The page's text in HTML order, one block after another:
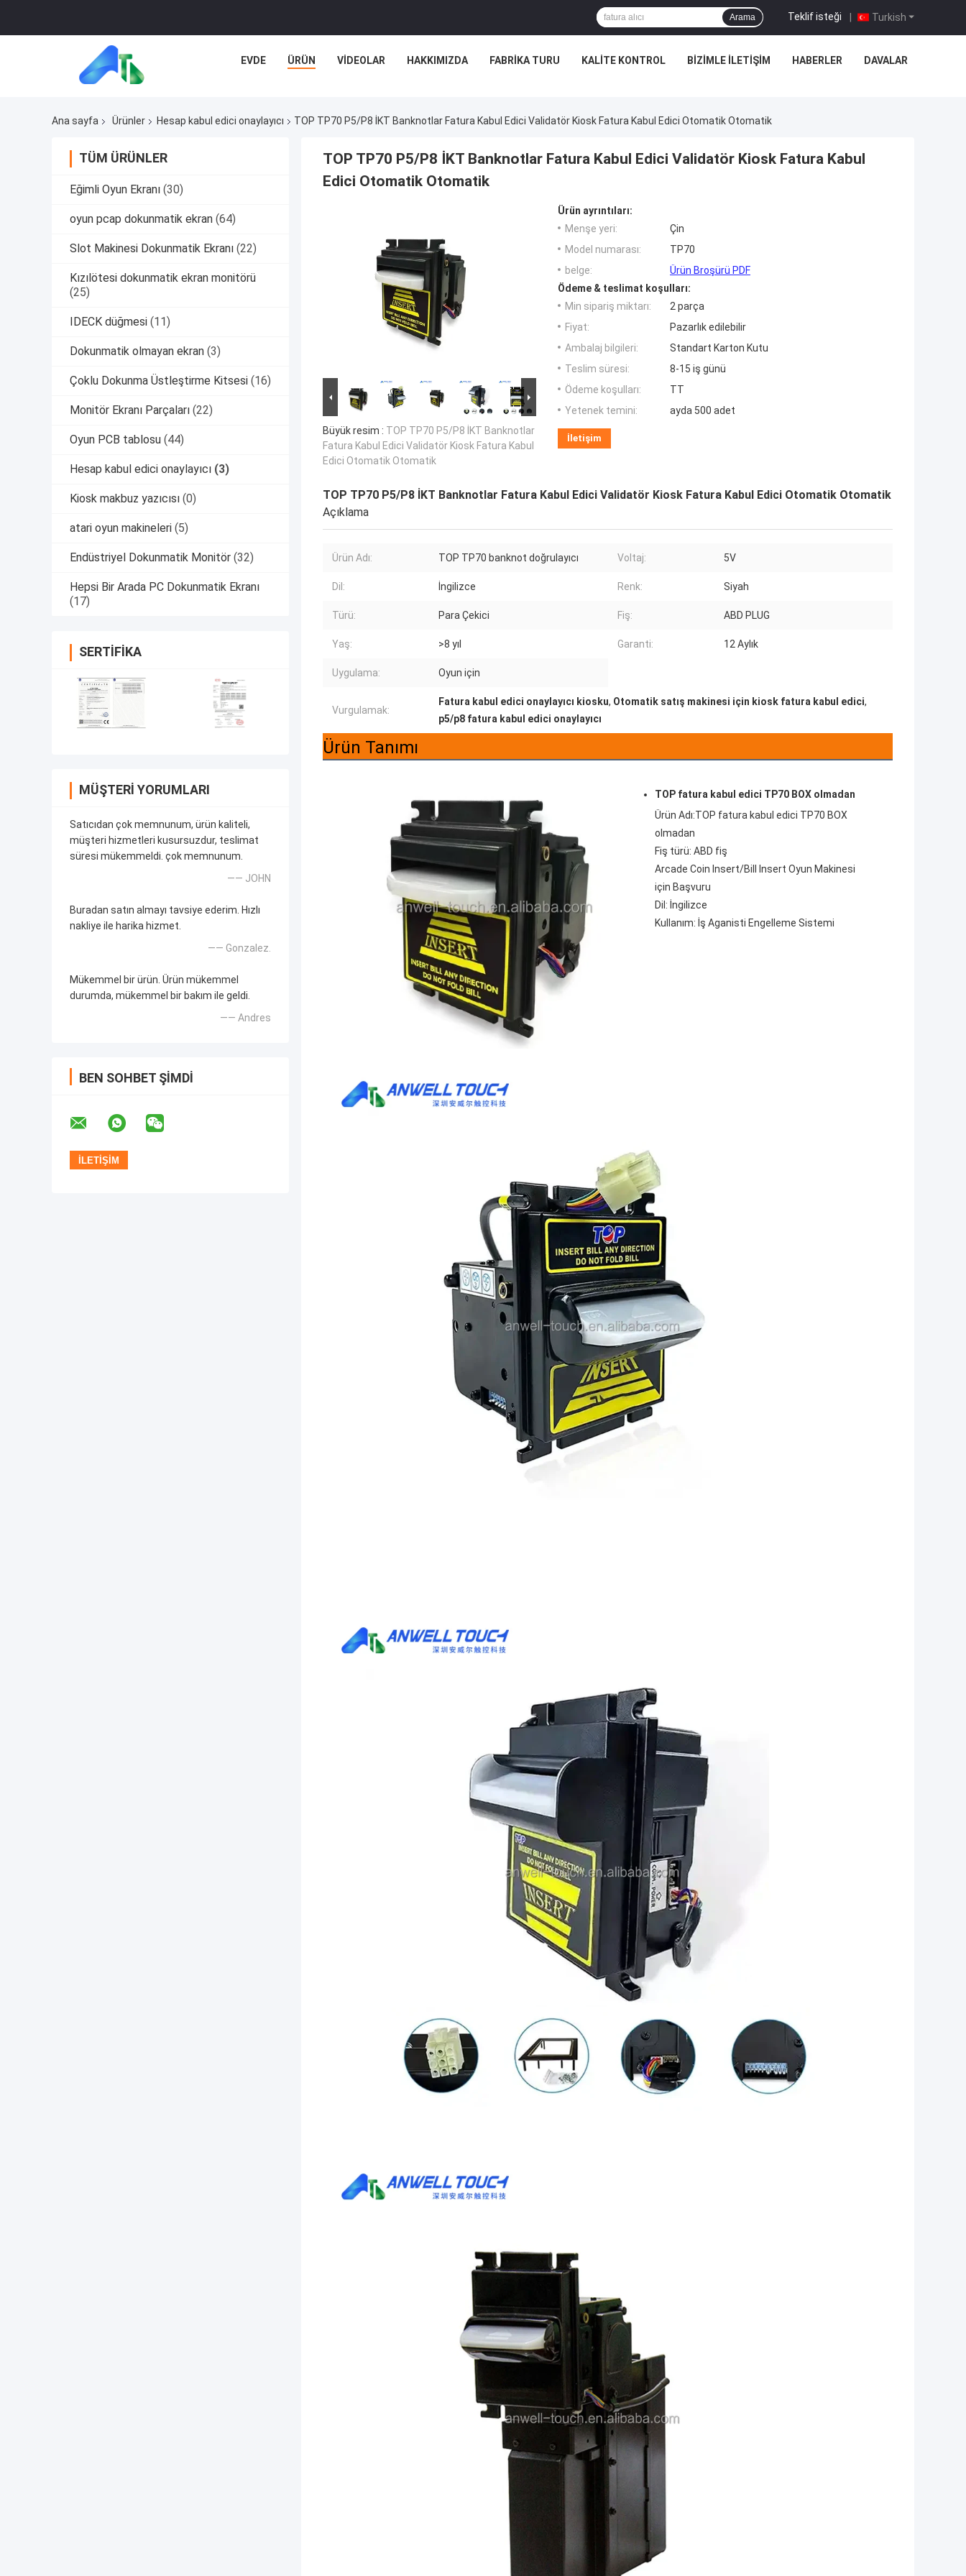
Turkish
Teklif isteği |
Arama
EVDE ÜRÜN VIDEOLAR HAKKIMIZDA FABRIKA TURU KALITE KONTROL BIZIMLE İLETIŞIM HABERLER DAVALAR
Ana sayfa Ürünler Hesap kabul edici onaylayıcı TOP TP70 P5/P8 İKT Banknotlar Fatura Kabul Edici Validatör Kiosk Fatura Kabul Edici Otomatik Otomatik
TÜM ÜRÜNLER
Eğimli Oyun Ekranı (30)
oyun pcap dokunmatik ekran (64)
Slot Makinesi Dokunmatik Ekranı (22)
Kızılötesi dokunmatik ekran monitörü
(25)
IDECK düğmesi (11)
Dokunmatik olmayan ekran (3)
Çoklu Dokunma Üstleştirme Kitsesi (16)
Monitör Ekranı Parçaları (22)
Oyun PCB tablosu (44)
Hesap kabul edici onaylayıcı (3)
Kiosk makbuz yazıcısı (0)
atari oyun makineleri (5)
Endüstriyel Dokunmatik Monitör (32)
Hepsi Bir Arada PC Dokunmatik Ekranı
(17)
SERTIFIKA
MÜŞTERI YORUMLARI
Satıcıdan çok memnunum, ürün kaliteli,
müşteri hizmetleri kusursuzdur, teslimat
süresi mükemmeldi. çok memnunum.
—— JOHN
Buradan satın almayı tavsiye ederim. Hızlı
nakliye ile harika hizmet.
—— Gonzalez.
Mükemmel bir ürün. Ürün mükemmel
durumda, mükemmel bir bakım ile geldi.
—— Andres
BEN SOHBET ŞIMDI
TOP TP70 P5/P8 İKT Banknotlar Fatura Kabul Edici Validatör Kiosk Fatura Kabul
Edici Otomatik Otomatik
Büyük resim : TOP TP70 P5/P8 İKT Banknotlar
Fatura Kabul Edici Validatör Kiosk Fatura Kabul
Edici Otomatik Otomatik
Ürün ayrıntıları:
Menşe yeri:
Çin
Model numarası:
TP70
belge:
Ürün Broşürü PDF
Ödeme & teslimat koşulları:
Min sipariş miktarı:
2 parça
Fiyat:
Pazarlık edilebilir
Ambalaj bilgileri:
Standart Karton Kutu
Teslim süresi:
8-15 iş günü
Ödeme koşulları:
TT
Yetenek temini:
ayda 500 adet
İletişim
TOP TP70 P5/P8 İKT Banknotlar Fatura Kabul Edici Validatör Kiosk Fatura Kabul Edici Otomatik Otomatik
Açıklama
Ürün Adı: TOP TP70 banknot doğrulayıcı Voltaj: 5V
Dil: İngilizce Renk: Siyah
Türü: Para Çekici Fiş: ABD PLUG
Yaş: >8 yıl Garanti: 12 Aylık
Uygulama: Oyun için
Vurgulamak:
Fatura kabul edici onaylayıcı kiosku, Otomatik satış makinesi için kiosk fatura kabul edici,
p5/p8 fatura kabul edici onaylayıcı
Ürün Tanımı
TOP fatura kabul edici TP70 BOX olmadan
Ürün Adı:TOP fatura kabul edici TP70 BOX
olmadan
Fiş türü: ABD fiş
Arcade Coin Insert/Bill Insert Oyun Makinesi
için Başvuru
Dil: İngilizce
Kullanım: İş Aganisti Engelleme Sistemi